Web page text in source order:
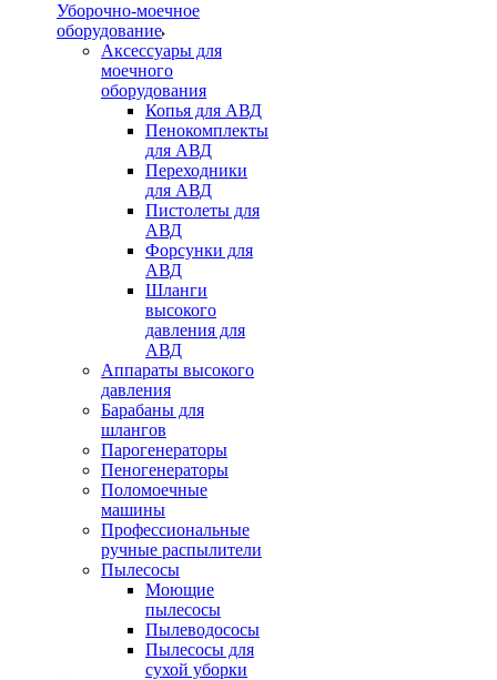
Уборочно-моечное
оборудование
Аксессуары для
моечного
оборудования
Копья для АВД
Пенокомплекты
для АВД
Переходники
для АВД
Пистолеты для
АВД
Форсунки для
АВД
Шланги
высокого
давления для
АВД
Аппараты высокого
давления
Барабаны для
шлангов
Парогенераторы
Пеногенераторы
Поломоечные
машины
Профессиональные
ручные распылители
Пылесосы
Моющие
пылесосы
Пылеводососы
Пылесосы для
сухой уборки